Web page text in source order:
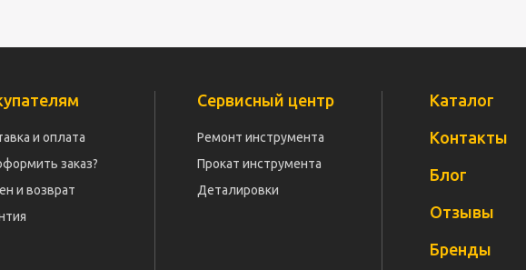
и оплата
заказ?
и возврат
Сервисный центр
Ремонт инструмента
Прокат инструмента
Деталировки
Каталог
Контакты
Блог
Отзывы
Бренды